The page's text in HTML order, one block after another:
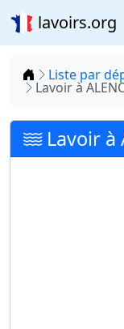
lavoirs.org
Accueil
Liste par
Lavoir à
Lavoir à